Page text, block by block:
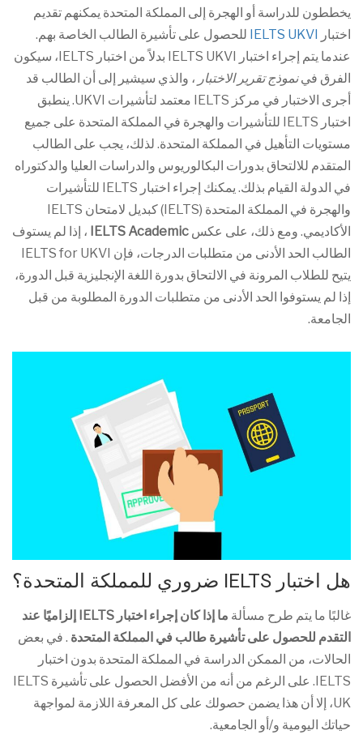
يخططون للدراسة أو الهجرة إلى المملكة المتحدة يمكنهم تقديم
اختبارIELTS UKVIللحصول على تأشيرة الطالب الخاصة بهم.
عندما يتم إجراء اختبار IELTS UKVI بدلاً من اختبار IELTS، سيكون
الفرق في نموذج تقرير الاختبار، والذي سيشير إلى أن الطالب قد
أجرى الاختبار في مركز IELTS معتمد لتأشيرات UKVI. ينطبق
اختبار IELTS للتأشيرات والهجرة في المملكة المتحدة على جميع
مستويات التأهيل في المملكة المتحدة. لذلك، يجب على الطالب
المتقدم للالتحاق بدورات البكالوريوس والدراسات العليا والدكتوراه
في الدولة القيام بذلك. يمكنك إجراء اختبار IELTS للتأشيرات
والهجرة في المملكة المتحدة (IELTS) كبديل لامتحان IELTS
الأكاديمي. ومع ذلك، على عكس IELTS Academic، إذا لم يستوف
الطالب الحد الأدنى من متطلبات الدرجات، فإن IELTS for UKVI
يتيح للطلاب المرونة في الالتحاق بدورة اللغة الإنجليزية قبل الدورة،
إذا لم يستوفوا الحد الأدنى من متطلبات الدورة المطلوبة من قبل
الجامعة.
هل اختبار IELTS ضروري للمملكة المتحدة؟
غالبًا ما يتم طرح مسألة
ما إذا كان إجراء اختبار IELTS إلزاميًا عند
التقدم للحصول على تأشيرة طالب في المملكة المتحدة. في بعض
الحالات، من الممكن الدراسة في المملكة المتحدة بدون اختبار
IELTS. على الرغم من أنه من الأفضل الحصول على تأشيرة IELTS
UK، إلا أن هذا يضمن حصولك على كل المعرفة اللازمة لمواجهة
حياتك اليومية و/أو الجامعية.